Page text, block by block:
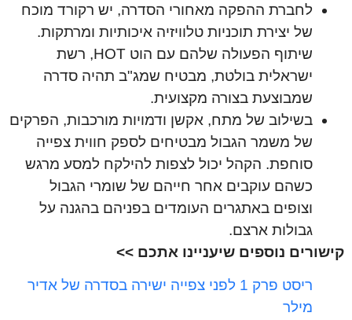
לחברת ההפקה מאחורי הסדרה, יש רקורד מוכח
של יצירת תוכניות טלוויזיה איכותיות ומרתקות.
שיתוף הפעולה שלהם עם הוט HOT, רשת
ישראלית בולטת, מבטיח שמג"ב תהיה סדרה
שמבוצעת בצורה מקצועית.
בשילוב של מתח, אקשן ודמויות מורכבות, הפרקים
של משמר הגבול מבטיחים לספק חווית צפייה
סוחפת. הקהל יכול לצפות להילקח למסע מרגש
כשהם עוקבים אחר חייהם של שומרי הגבול
וצופים באתגרים העומדים בפניהם בהגנה על
גבולות ארצם.
קישורים נוספים שיעניינו אתכם >>
ריסט פרק 1 לפני צפייה ישירה בסדרה של אדיר
מילר